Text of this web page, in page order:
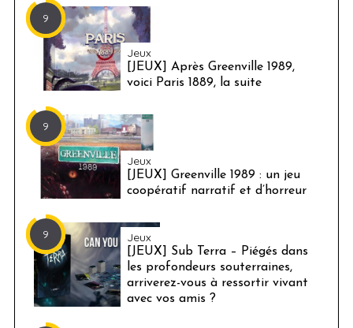
9
Jeux
[JEUX] Après Greenville 1989,
voici Paris 1889, la suite
9
Jeux
[JEUX] Greenville 1989 : un jeu
coopératif narratif et d’horreur
9 Jeux
[JEUX] Sub Terra – Piégés dans
les profondeurs souterraines,
arriverez-vous à ressortir vivant
avec vos amis ?